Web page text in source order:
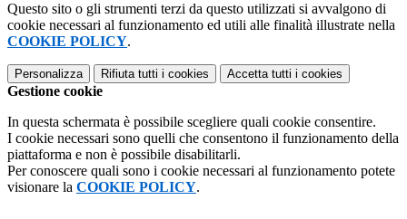
Questo sito o gli strumenti terzi da questo utilizzati si avvalgono di
cookie necessari al funzionamento ed utili alle finalità illustrate nella
COOKIE POLICY.
Personalizza Rifiuta tutti i cookies Accetta tutti i cookies
Gestione cookie
In questa schermata è possibile scegliere quali cookie consentire.
I cookie necessari sono quelli che consentono il funzionamento della
piattaforma e non è possibile disabilitarli.
Per conoscere quali sono i cookie necessari al funzionamento potete
visionare la COOKIE POLICY.